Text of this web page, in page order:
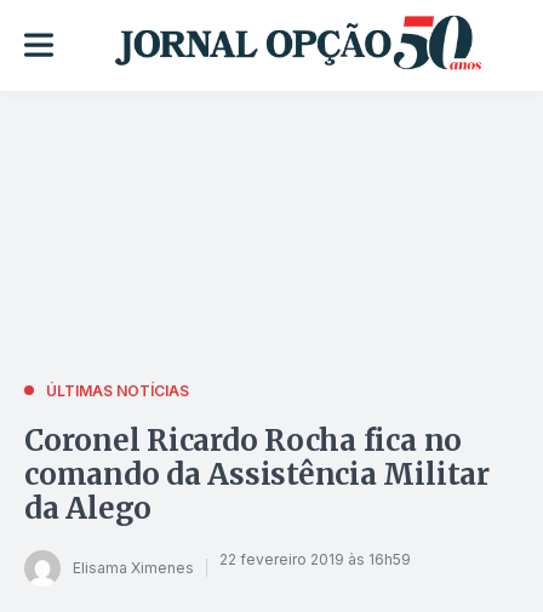
ÚLTIMAS NOTÍCIAS
Coronel Ricardo Rocha fica no
comando da Assistência Militar
da Alego
Elisama Ximenes 22 fevereiro 2019 às 16h59